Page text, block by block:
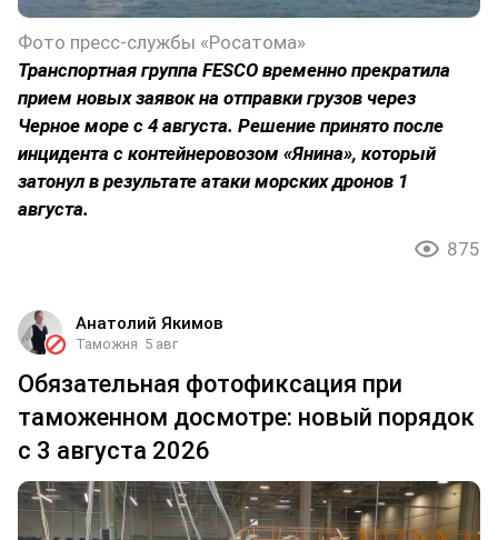
Фото пресс-службы «Росатома»
Транспортная группа FESCO временно прекратила
прием новых заявок на отправки грузов через
Черное море с 4 августа. Решение принято после
инцидента с контейнеровозом «Янина», который
затонул в результате атаки морских дронов 1
августа.
875
Анатолий Якимов
Таможня 5 авг
Обязательная фотофиксация при
таможенном досмотре: новый порядок
с 3 августа 2026